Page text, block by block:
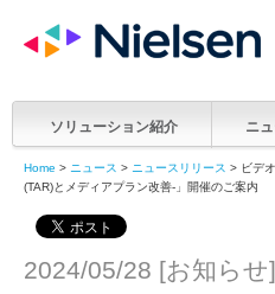
ソリューション紹介 ニ
Home > ニュース > ニュースリリース > ビデ
(TAR)とメディアプラン改善-」開催のご案内
2024/05/28 [お知らせ]